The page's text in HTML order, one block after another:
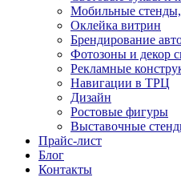
Мобильные
Оклейка витрин
Брендирование
Фотозоны и декор
Рекламные
Навигации в ТРЦ
Дизайн
Ростовые фигуры
Выставочные
Прайс-лист
Блог
Контакты